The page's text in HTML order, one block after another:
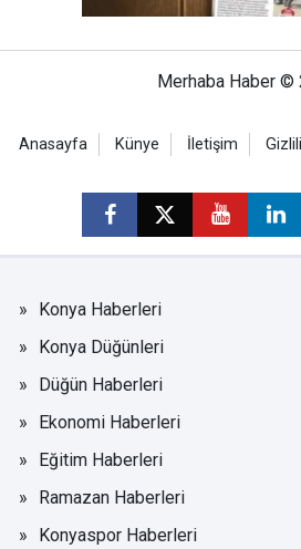
Merhaba Haber ©
Anasayfa Künye İletişim
Konya Haberleri
Konya Düğünleri
Düğün Haberleri
Ekonomi Haberleri
Eğitim Haberleri
Ramazan Haberleri
Konyaspor Haberleri